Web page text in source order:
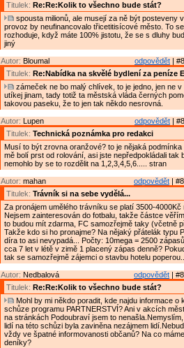
Titulek: Re:Re:Kolik to všechno bude stát?
spousta milionů, ale musejí za ně být posteveny
provoz by neufinancovalo třicetitisícové město. To
rozhoduje, když máte 100% jistotu, že se s dluhy
jiný
odpovědět |
Autor: Bloumal
Titulek: Re:Nabídka na skvělé bydlení za peníze
zámeček ne bo malý chlívek, to je jedno, jen ne v
utíkej jinam, tady totiž ta městská vláda černých
takovou paseku, že to jen tak někdo nesrovná.
odpovědět |
Autor: Lupen
Titulek: Technická poznámka pro redakci
Musí to být zrovna oranžové? to je nějaká
mě bolí prst od rolování, asi jste nepředpokládali tak
nemohlo by se to rozdělit na 1,2,3,4,5,6..... stran
odpovědět |
Autor: mahan
Titulek: Trávník si na sebe vydělá...
Za pronájem umělého trávníku se platí 3500-4000Kč
Nejsem zainteresován do fotbalu, takže částce
to budou mít zdarma, FC samozřejmě taky (včetně
Takže kdo si ho pronajme? Na nějaký přátelák typu
díra to asi nevypadá... Počty: 10mega = 2500
cca 7 let v létě v zimě 1 placený zápas denně?
tak se samozřejmě zájemci o stavbu hotelu
odpovědět |
Autor: Nedbalová
Titulek: Re:Re:Kolik to všechno bude stát?
Mohl by mi někdo poradit, kde najdu informace o
schůze programu PARTNERSTVÍ? Ani v akcích
na stránkách Podoubraví jsem to
lidí na této schůzi byla zaviněna nezájmem
vždy ve špatné informovanosti občanů? Na co
deníky?